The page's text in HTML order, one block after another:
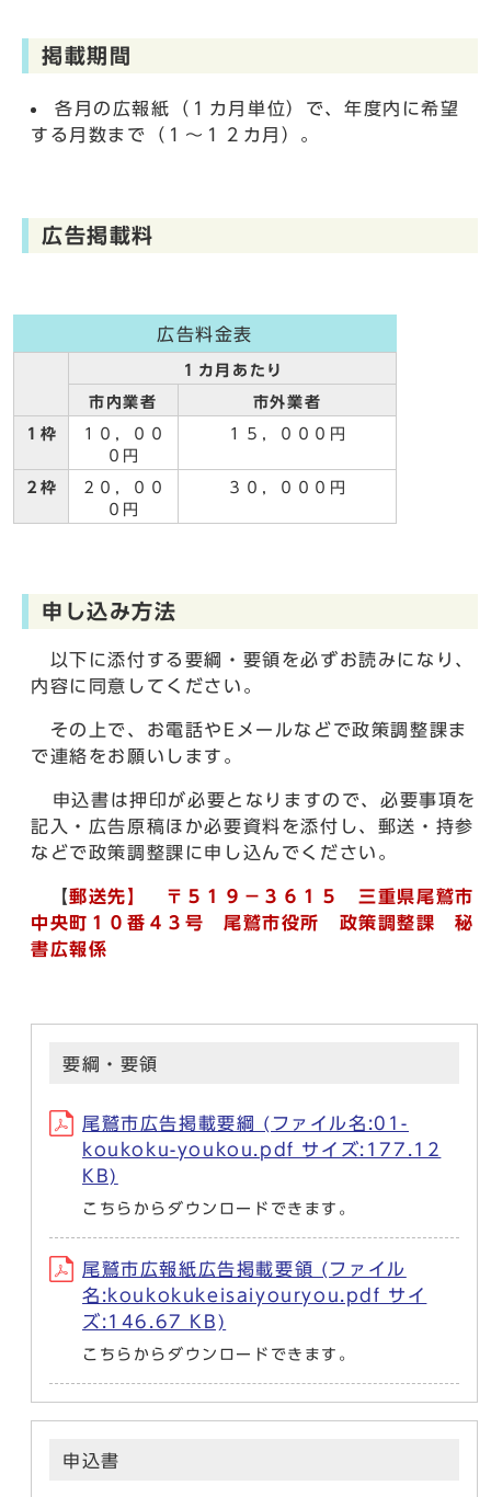
掲載期間
各月の広報紙（１カ月単位）で、年度内に希望
する月数まで（１～１２カ月）。
広告掲載料
広告料金表
１カ月あたり
市内業者 市外業者
１枠
１０，００
０円
１５，０００円
２枠
２０，００
０円
３０，０００円
申し込み方法
以下に添付する要綱・要領を必ずお読みになり、
内容に同意してください。
その上で、お電話やEメールなどで政策調整課ま
で連絡をお願いします。
申込書は押印が必要となりますので、必要事項を
記入・広告原稿ほか必要資料を添付し、郵送・持参
などで政策調整課に申し込んでください。
【郵送先】 〒５１９－３６１５ 三重県尾鷲市
中央町１０番４３号 尾鷲市役所 政策調整課 秘
書広報係
要綱・要領
尾鷲市広告掲載要綱 (ファイル名:01-
koukoku-youkou.pdf サイズ:177.12
KB)
こちらからダウンロードできます。
尾鷲市広報紙広告掲載要領 (ファイル
名:koukokukeisaiyouryou.pdf サイ
ズ:146.67 KB)
こちらからダウンロードできます。
申込書